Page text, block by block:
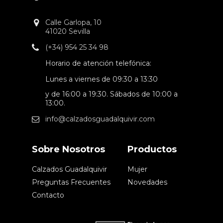
Calle Garlopa, 10
41020 Sevilla
(+34) 954 25 34 98
Horario de atención telefónica:
Lunes a viernes de 09:30 a 13:30
y de 16:00 a 19:30. Sábados de 10:00 a
13:00.
info@calzadosguadalquivir.com
Sobre Nosotros
Calzados Guadalquivir
Preguntas Frecuentes
Contacto
Productos
Mujer
Novedades